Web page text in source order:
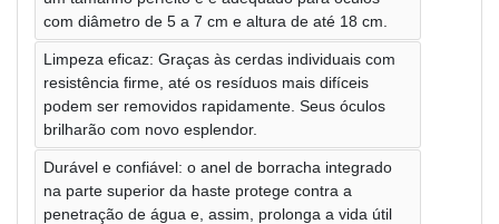
com diâmetro de 5 a 7 cm e altura de até 18 cm.
Limpeza eficaz: Graças às cerdas individuais com
resistência firme, até os resíduos mais difíceis
podem ser removidos rapidamente. Seus óculos
brilharão com novo esplendor.
Durável e confiável: o anel de borracha integrado
na parte superior da haste protege contra a
penetração de água e, assim, prolonga a vida útil